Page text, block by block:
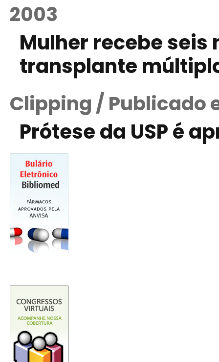
2003
Mulher recebe seis
transplante
Clipping / Publicado
Prótese da USP é